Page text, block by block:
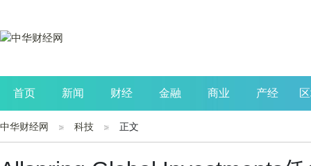
首页 新闻 财经 金融 商业 产经
公司 生活 读书
中华财经网 科技 正文